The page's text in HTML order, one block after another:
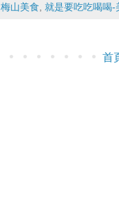
梅山美食 就是要吃吃喝喝-
首